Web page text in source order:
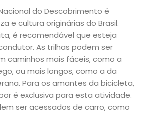
do Descobrimento é
e cultura originárias do Brasil.
é recomendável que esteja
As trilhas podem ser
caminhos mais fáceis, como a
ou mais longos, como a da
Para os amantes da bicicleta,
é exclusiva para esta atividade.
ser acessados de carro, como